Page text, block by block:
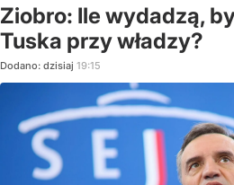
Ziobro: Ile wydadzą,
Tuska przy władzy?
Dodano: dzisiaj 19:15